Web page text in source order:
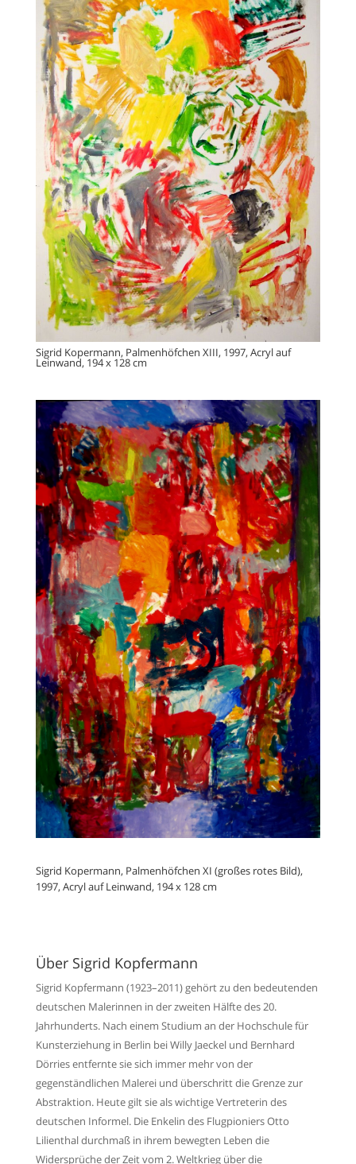
Sigrid Kopermann, Palmenhöfchen XIII, 1997, Acryl auf
Leinwand, 194 x 128 cm
Sigrid Kopermann, Palmenhöfchen XI (großes rotes Bild),
1997, Acryl auf Leinwand, 194 x 128 cm
Über Sigrid Kopfermann
Sigrid Kopfermann (1923–2011) gehört zu den bedeutenden
deutschen Malerinnen in der zweiten Hälfte des 20.
Jahrhunderts. Nach einem Studium an der Hochschule für
Kunsterziehung in Berlin bei Willy Jaeckel und Bernhard
Dörries entfernte sie sich immer mehr von der
gegenständlichen Malerei und überschritt die Grenze zur
Abstraktion. Heute gilt sie als wichtige Vertreterin des
deutschen Informel. Die Enkelin des Flugpioniers Otto
Lilienthal durchmaß in ihrem bewegten Leben die
Widersprüche der Zeit vom 2. Weltkrieg über die